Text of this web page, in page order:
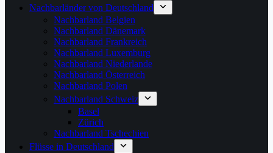
Nachbarländer von Deutschland
Nachbarland Belgien
Nachbarland Dänemark
Nachbarland Frankreich
Nachbarland Luxemburg
Nachbarland Niederlande
Nachbarland Österreich
Nachbarland Polen
Nachbarland Schweiz
Basel
Zürich
Nachbarland Tschechien
Flüsse in Deutschland